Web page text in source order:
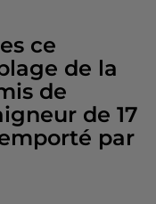
ce
de la
de
de 17
par